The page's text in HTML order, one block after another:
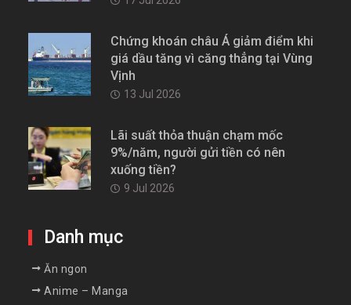
Chứng khoán châu Á giảm điểm khi
giá dầu tăng vì căng thẳng tại Vùng
Vịnh
13 Jul 2026
Lãi suất thỏa thuận chạm mốc
9%/năm, người gửi tiền có nên
xuống tiền?
9 Jul 2026
Danh mục
Ăn ngon
Anime – Manga